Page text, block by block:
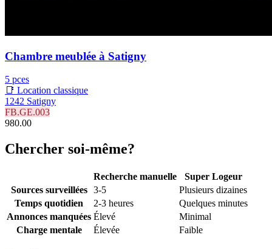
Chambre meublée à Satigny
5 pces
📑 Location classique
1242 Satigny
FB.GE.003
980.00
Chercher soi-même?
Recherche manuelle
Super Logeur
Sources surveillées
3-5
Plusieurs dizaines
Temps quotidien
2-3 heures
Quelques minutes
Annonces manquées Élevé
Minimal
Charge mentale
Élevée Faible